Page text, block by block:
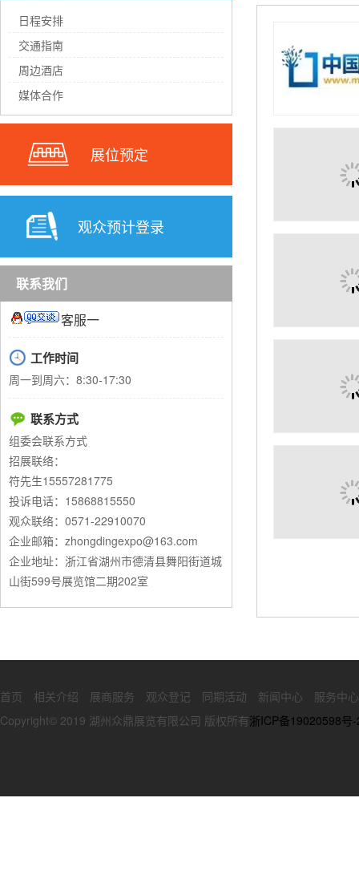
日程安排
交通指南
周边酒店
媒体合作
展位预定
观众预计登录
联系我们
客服一
工作时间
周一到周六：8:30-17:30
联系方式
组委会联系方式
招展联络：
符先生15557281775
投诉电话：15868815550
观众联络：0571-22910070
企业邮箱：zhongdingexpo@163.com
企业地址：浙江省湖州市德清县舞阳街道城
山街599号展览馆二期202室
首页 相关介绍 展商服务 观众登记 同期活动 新闻中心
服务中心
Copyright© 2019 湖州众鼎展览有限公司 版权所有浙ICP备19020598号